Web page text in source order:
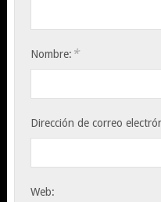
Nombre: *
Dirección de correo
Web: